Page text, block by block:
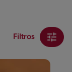
Filtros